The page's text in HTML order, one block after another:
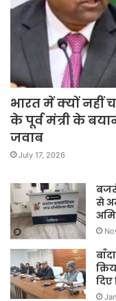
भारत में क्यों नहीं
के पूर्व मंत्री के
जवाब
July 17, 2026
से
दिए